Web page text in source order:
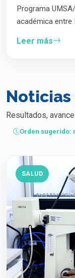
Programa
académica entre
Leer más
Resultados,
Orden sugerido:
SALUD